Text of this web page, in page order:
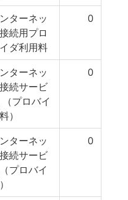
ターネッ
接続用プロ
ダ利用料
0
ターネッ
接続サービ
（プロバイ
）
0
ターネッ
接続サービ
プロバイ
0